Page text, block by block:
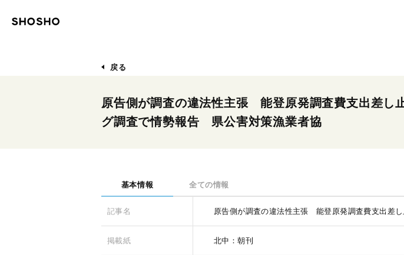
戻る
原告側が調査の違法性主張 能登原発調査費支出差し
グ調査で情勢報告 県公害対策漁業者協
基本情報 全ての情報
記事名 原告側が調査の違法性主張 能登原発調査費支出差
掲載紙 北中：朝刊